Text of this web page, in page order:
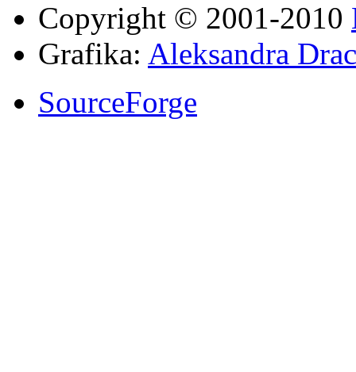
Copyright © 2001-2010
Grafika: Aleksandra
SourceForge